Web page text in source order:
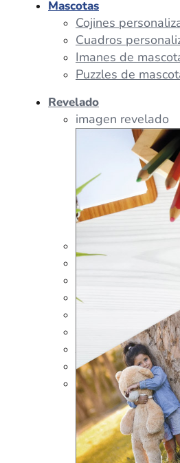
Tazas
Peluches
Portalápices
Puzles
Juegos de Mesa
Alfombrillas
Lámparas LED
Mascotas
Cojines
Cuadros
Imanes de
Puzzles de
Revelado
imagen revelado